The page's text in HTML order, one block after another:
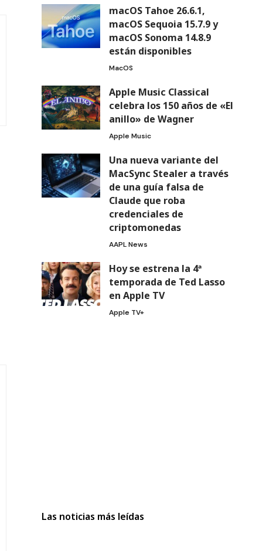
macOS Tahoe 26.6.1,
macOS Sequoia 15.7.9 y
macOS Sonoma 14.8.9
están disponibles
MacOS
Apple Music Classical
celebra los 150 años de «El
anillo» de Wagner
Apple Music
Una nueva variante del
MacSync Stealer a través
de una guía falsa de
Claude que roba
credenciales de
criptomonedas
AAPL News
Hoy se estrena la 4ª
temporada de Ted Lasso
en Apple TV
Apple TV+
Las noticias más leídas